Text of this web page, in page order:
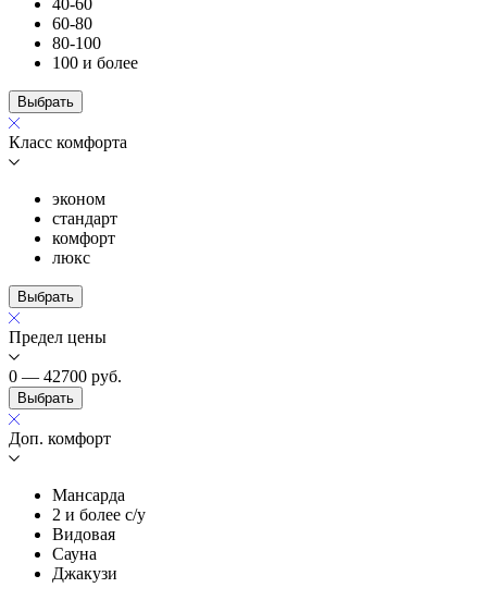
40-60
60-80
80-100
100 и более
Выбрать
Класс комфорта
эконом
стандарт
комфорт
люкс
Выбрать
Предел цены
0 — 42700 руб.
Выбрать
Доп. комфорт
Мансарда
2 и более с/у
Видовая
Сауна
Джакузи